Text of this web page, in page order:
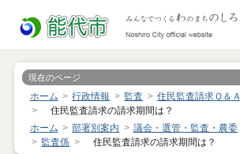
現在のページ
ホーム 行政情報 監査
住民監査請求Ｑ＆Ａ
住民監査請求の請求期間は？
ホーム
部署別案内 議会・選管・監査・農委
監査係
住民監査請求の請求期間は？